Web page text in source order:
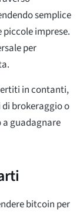
semplice
imprese.
per
in contanti,
brokeraggio o
guadagnare
bitcoin per